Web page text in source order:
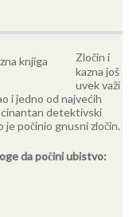
Zločin i
kazna još
uvek važi
i jedno od najvećih
detektivski
je počinio gnusni zločin.
da počini ubistvo: